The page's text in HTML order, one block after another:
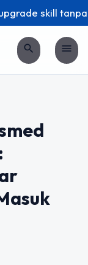
skill tanpa
search menu